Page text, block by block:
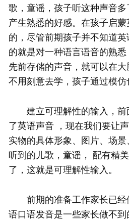
歌，童谣，孩子听这种声音
产生熟悉的好感。在孩子启
的，尽管前期孩子并不知道
的就是对一种语言语音的熟
先前存储的声音，就可以在大
不用刻意去学，孩子通过模仿
建立可理解性的输入，前
了英语声音 ，现在我们要让
实物的具体形象、图片、场
听到的儿歌，童谣， 配有精
了，这就是可理解性输入。
前期的准备工作家长已经
语口语发音是一些家长做不